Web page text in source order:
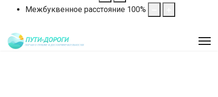
Межбуквенное расстояние 100%